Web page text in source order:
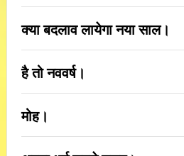
क्या बदलाव लायेगा नया साल।
है तो नववर्ष।
मोह।